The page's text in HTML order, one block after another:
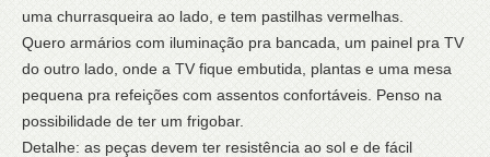
uma churrasqueira ao lado, e tem pastilhas vermelhas.
Quero armários com iluminação pra bancada, um painel pra TV
do outro lado, onde a TV fique embutida, plantas e uma mesa
pequena pra refeições com assentos confortáveis. Penso na
possibilidade de ter um frigobar.
Detalhe: as peças devem ter resistência ao sol e de fácil